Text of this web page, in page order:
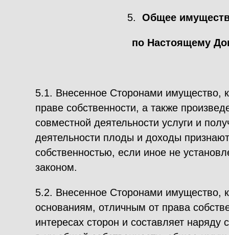
5.Общее
по Настоящему
5.1. Внесенное Сторонами имущество,
праве собственности, а также
совместной деятельности услуги и
деятельности плоды и доходы
собственностью, если иное не
законом.
5.2. Внесенное Сторонами имущество,
основаниям, отличным от права
интересах сторон и составляет